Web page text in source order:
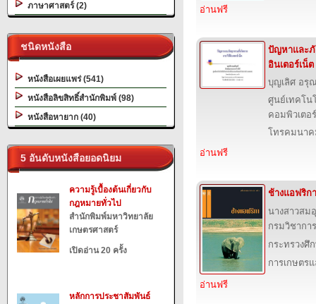
ภาษาศาสตร์ (2)
ชนิดหนังสือ
หนังสือเผยแพร่ (541)
หนังสือลิขสิทธิ์สำนักพิมพ์ (98)
หนังสือหายาก (40)
5 อันดับหนังสือยอดนิยม
ความรู้เบื้องต้นเกี่ยวกับ
กฎหมายทั่วไป
สำนักพิมพ์มหาวิทยาลัย
เกษตรศาสตร์
เปิดอ่าน 20 ครั้ง
หลักการประชาสัมพันธ์
อ่านฟรี
ปัญหาและภั
อินเตอร์เน็ต
บุญเลิศ อรุ
ศูนย์เทคโน
คอมพิวเตอ
โทรคมนา
อ่านฟรี
ช้างแอฟริกา
นางสาวส
กรมวิชากา
กระทรวงศึ
การเกษตร
อ่านฟรี